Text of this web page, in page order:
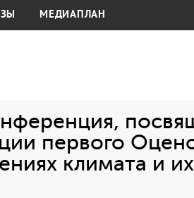
МЕДИАПЛАН
первого
климата и